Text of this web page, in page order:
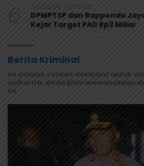
6 Juli 8, 2026 924 Lihat
DPMPTSP dan Bappenda
Kejar Target PAD Rp3 Miliar
Berita Kriminal
Ini adalah contoh deskripsi untuk
wpberita, anda bisa memasukkan
ini.